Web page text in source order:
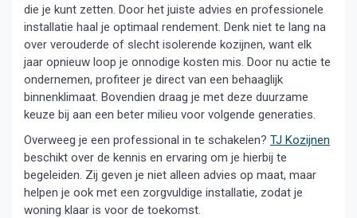
die je kunt zetten. Door het juiste advies en professionele
installatie haal je optimaal rendement. Denk niet te lang na
over verouderde of slecht isolerende kozijnen, want elk
jaar opnieuw loop je onnodige kosten mis. Door nu actie te
ondernemen, profiteer je direct van een behaaglijk
binnenklimaat. Bovendien draag je met deze duurzame
keuze bij aan een beter milieu voor volgende generaties.
Overweeg je een professional in te schakelen? TJ Kozijnen
beschikt over de kennis en ervaring om je hierbij te
begeleiden. Zij geven je niet alleen advies op maat, maar
helpen je ook met een zorgvuldige installatie, zodat je
woning klaar is voor de toekomst.